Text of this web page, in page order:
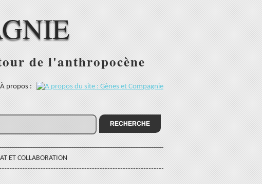
de l'anthropocène
À propos :
ET COLLABORATION